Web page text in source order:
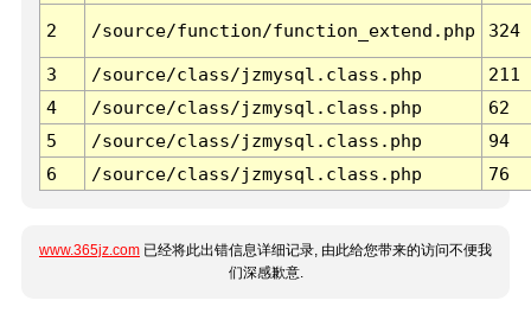
2 /source/function/function_extend.php 324
3 /source/class/jzmysql.class.php
211
4
/source/class/jzmysql.class.php
62
5
/source/class/jzmysql.class.php
94
6
/source/class/jzmysql.class.php 76
www.365jz.com 已经将此出错信息详细记录, 由此给您带来的访问不便我
们深感歉意.